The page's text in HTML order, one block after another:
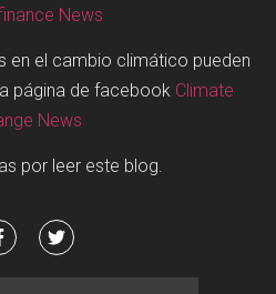
News
en el cambio climático pueden
página de facebook Climate
News
por leer este blog.